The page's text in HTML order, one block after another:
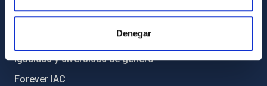
Denegar
Transparencia
Código ético y política antifraude
Igualdad y diversidad de género
Forever IAC